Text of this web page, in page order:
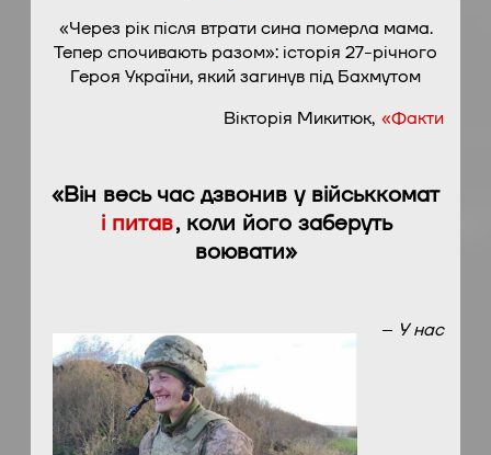
«Через рік після втрати сина померла мама.
Тепер спочивають разом»: історія 27-річного
Героя України, який загинув під Бахмутом
Вікторія Микитюк, «Факти
«Він весь час дзвонив у військкомат
і питав, коли його заберуть
воювати»
– У нас